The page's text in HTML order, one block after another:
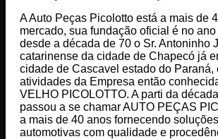
A Auto Peças Picolotto está a mais de
mercado, sua fundação oficial é no
desde a década de 70 o Sr. Antoninho
catarinense da cidade de Chapecó já
cidade de Cascavel estado do Paraná,
atividades da Empresa então
VELHO PICOLOTTO. A parti da
passou a se chamar AUTO PEÇAS
a mais de 40 anos fornecendo
automotivas com qualidade e